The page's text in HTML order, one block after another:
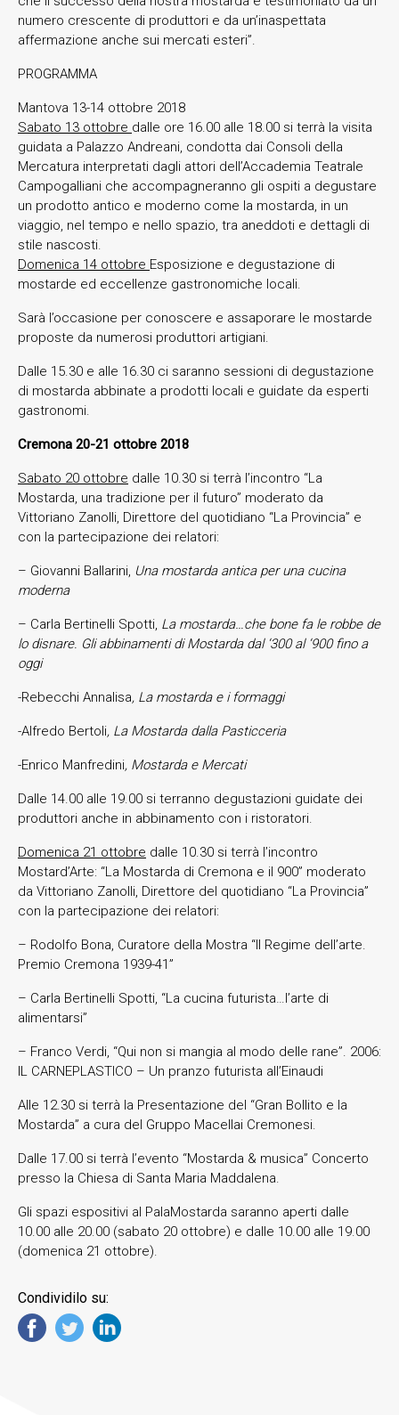
numero crescente di produttori e da un’inaspettata
affermazione anche sui mercati esteri”.
PROGRAMMA
Mantova 13-14 ottobre 2018
Sabato 13 ottobre dalle ore 16.00 alle 18.00 si terrà la visita
guidata a Palazzo Andreani, condotta dai Consoli della
Mercatura interpretati dagli attori dell’Accademia Teatrale
Campogalliani che accompagneranno gli ospiti a degustare
un prodotto antico e moderno come la mostarda, in un
viaggio, nel tempo e nello spazio, tra aneddoti e dettagli di
stile nascosti.
Domenica 14 ottobre Esposizione e degustazione di
mostarde ed eccellenze gastronomiche locali.
Sarà l’occasione per conoscere e assaporare le mostarde
proposte da numerosi produttori artigiani.
Dalle 15.30 e alle 16.30 ci saranno sessioni di degustazione
di mostarda abbinate a prodotti locali e guidate da esperti
gastronomi.
Cremona 20-21 ottobre 2018
Sabato 20 ottobre dalle 10.30 si terrà l’incontro “La
Mostarda, una tradizione per il futuro” moderato da
Vittoriano Zanolli, Direttore del quotidiano “La Provincia” e
con la partecipazione dei relatori:
– Giovanni Ballarini, Una mostarda antica per una cucina
moderna
– Carla Bertinelli Spotti, La mostarda…che bone fa le robbe de
lo disnare. Gli abbinamenti di Mostarda dal ‘300 al ‘900 fino a
oggi
-Rebecchi Annalisa, La mostarda e i formaggi
-Alfredo Bertoli, La Mostarda dalla Pasticceria
-Enrico Manfredini, Mostarda e Mercati
Dalle 14.00 alle 19.00 si terranno degustazioni guidate dei
produttori anche in abbinamento con i ristoratori.
Domenica 21 ottobre dalle 10.30 si terrà l’incontro
Mostard’Arte: “La Mostarda di Cremona e il 900” moderato
da Vittoriano Zanolli, Direttore del quotidiano “La Provincia”
con la partecipazione dei relatori:
– Rodolfo Bona, Curatore della Mostra “Il Regime dell’arte.
Premio Cremona 1939-41”
– Carla Bertinelli Spotti, “La cucina futurista…l’arte di
alimentarsi”
– Franco Verdi, “Qui non si mangia al modo delle rane”. 2006:
IL CARNEPLASTICO – Un pranzo futurista all’Einaudi
Alle 12.30 si terrà la Presentazione del “Gran Bollito e la
Mostarda” a cura del Gruppo Macellai Cremonesi.
Dalle 17.00 si terrà l’evento “Mostarda & musica” Concerto
presso la Chiesa di Santa Maria Maddalena.
Gli spazi espositivi al PalaMostarda saranno aperti dalle
10.00 alle 20.00 (sabato 20 ottobre) e dalle 10.00 alle 19.00
(domenica 21 ottobre).
Condividilo su: